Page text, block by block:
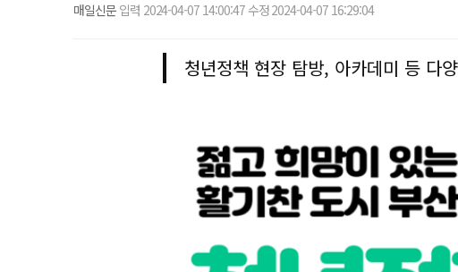
매일신문 입력 2024-04-07 14:00:47 수정 2024-04-07 16:29:04
청년정책 현장 탐방, 아카데미 등 다